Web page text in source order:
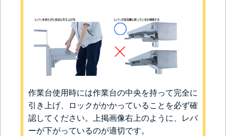
作業台使用時には作業台の中央を持って完全に
引き上げ、ロックがかかっていることを必ず確
認してください。上掲画像右上のように、レバ
ーが下がっているのが適切です。